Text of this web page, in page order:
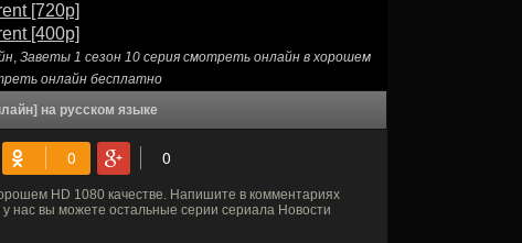
[720p]
[400p]
, Заветы 1 сезон 10 серия смотреть онлайн в хорошем
онлайн бесплатно
на русском языке
HD 1080 качестве. Напишите в комментариях
нас вы можете остальные серии сериала Новости